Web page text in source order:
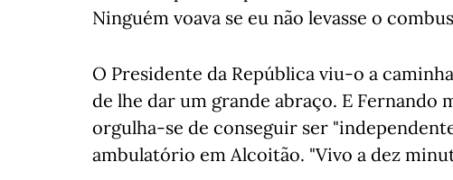
Ninguém voava se eu não levasse o
O Presidente da República viu-o a
de lhe dar um grande abraço. E Fernando
orgulha-se de conseguir ser
ambulatório em Alcoitão. "Vivo a dez